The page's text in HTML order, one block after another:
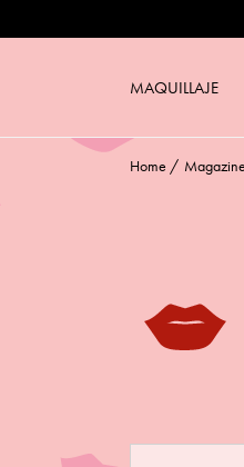
MAQUILLAJE
Home / Magazine